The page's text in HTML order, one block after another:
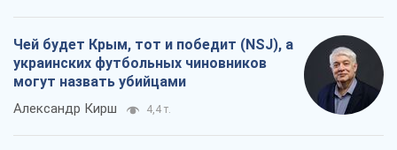
Чей будет Крым, тот и победит (NSJ), а
украинских футбольных чиновников
могут назвать убийцами
Александр Кирш 4,4 т.